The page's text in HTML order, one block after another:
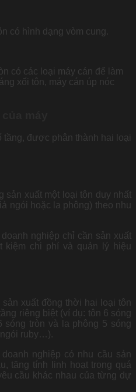
có hình dạng vòm cung.
có các loại máy cán để làm
xối tôn, máy cán úp nóc
tầng, được phân thành hai loại
sản xuất một loại tôn duy nhất
ngói hoặc la phông) theo nhu
nghiệp chỉ cần sản xuất
kiệm chi phí và quản lý hiệu
xuất đồng thời hai loại tôn
riêng biệt (ví dụ: tôn 6 sóng
sóng tròn và la phông 5 sóng
ngói ruby…).
nghiệp có nhu cầu sản
tăng tính linh hoạt trong quá
cầu khác nhau của từng dự